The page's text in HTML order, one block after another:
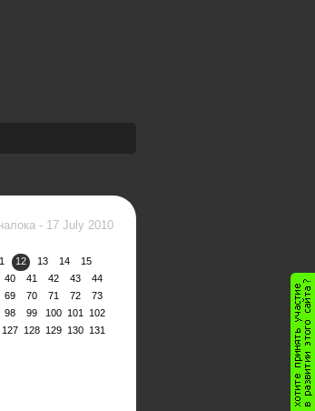
- 17 July 2010
12 13 14
15
40 41 42 43
44
69 70 71 72
73
98 99 100 101
102
127 128 129 130 131